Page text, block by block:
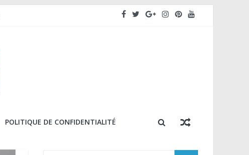
POLITIQUE DE CONFIDENTIALITÉ